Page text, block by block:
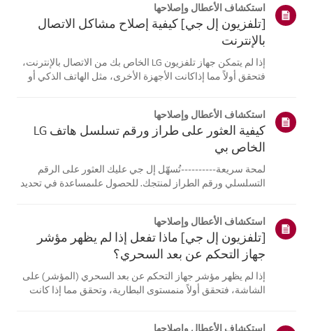
استكشاف الأعطال وإصلاحها
[تلفزيون إل جي] كيفية إصلاح مشاكل الاتصال
بالإنترنت
إذا لم يتمكن جهاز تلفزيون LG الخاص بك من الاتصال بالإنترنت،
فتحقق أولاً مما إذاكانت الأجهزة الأخرى، مثل الهاتف الذكي أو
تكمن في جها...
استكشاف الأعطال وإصلاحها
كيفية العثور على طراز ورقم تسلسل هاتف LG
الخاص بي
لمحة سريعة----------تُسهّل إل جي عليك العثور على الرقم
التسلسلي ورقم الطراز لمنتجك. للحصول علىمساعدة في تحديد
تختلف الصور أو ا...
استكشاف الأعطال وإصلاحها
[تلفزيون إل جي] ماذا تفعل إذا لم يظهر مؤشر
جهاز التحكم عن بعد السحري؟
إذا لم يظهر مؤشر جهاز التحكم عن بعد السحري (المؤشر) على
الشاشة، فتحقق أولاً منمستوى البطارية، وتحقق مما إذا كانت
استكشاف الأعطال وإصلاحها